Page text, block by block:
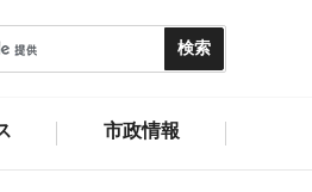
市政情報